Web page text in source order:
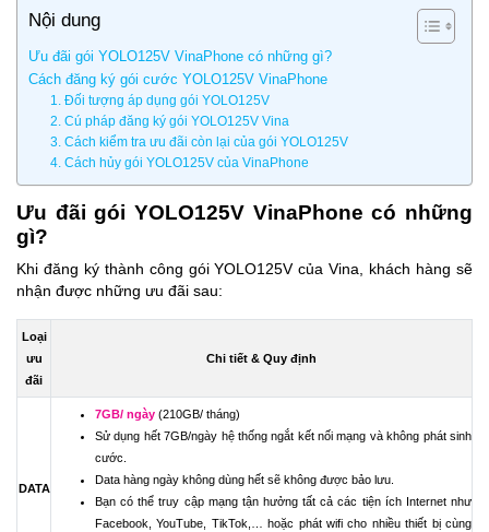
Nội dung
Ưu đãi gói YOLO125V VinaPhone có những gì?
Cách đăng ký gói cước YOLO125V VinaPhone
1. Đối tượng áp dụng gói YOLO125V
2. Cú pháp đăng ký gói YOLO125V Vina
3. Cách kiểm tra ưu đãi còn lại của gói YOLO125V
4. Cách hủy gói YOLO125V của VinaPhone
Ưu đãi gói YOLO125V VinaPhone có những
gì?
Khi đăng ký thành công gói YOLO125V của Vina, khách hàng sẽ
nhận được những ưu đãi sau:
Loại
ưu
đãi
Chi tiết & Quy định
DATA
7GB/ ngày (210GB/ tháng)
Sử dụng hết 7GB/ngày hệ thống ngắt kết nối mạng và không phát sinh
cước.
Data hàng ngày không dùng hết sẽ không được bảo lưu.
Bạn có thể truy cập mạng tận hưởng tất cả các tiện ích Internet như
Facebook, YouTube, TikTok,… hoặc phát wifi cho nhiều thiết bị cùng